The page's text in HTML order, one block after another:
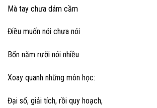
Mà tay chưa dám cầm
Điều muốn nói chưa nói
Bốn năm rưỡi nói nhiều
Xoay quanh những môn học:
Đại số, giải tích, rồi quy hoạch,